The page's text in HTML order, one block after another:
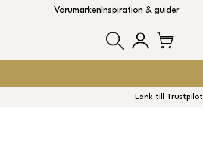
VarumärkenInspiration & guider
Länk till Trustpilot